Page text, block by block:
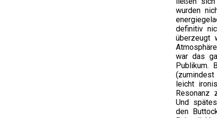
wurden
definitiv
überzeugt
war das
Publikum.
leicht
Resonanz
Und
den